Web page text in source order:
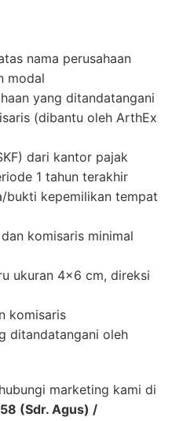
nama perusahaan
modal
yang ditandatangani
(dibantu oleh ArthEx
dari kantor pajak
1 tahun terakhir
bukti kepemilikan tempat
komisaris minimal
ukuran 4×6 cm, direksi
komisaris
ditandatangani oleh
marketing kami di
(Sdr. Agus) /